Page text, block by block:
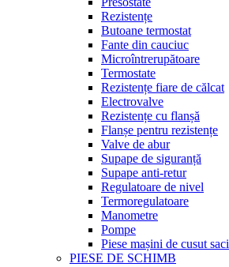
Rezistențe
Butoane termostat
Fante din cauciuc
Microîntrerupătoare
Termostate
Rezistențe fiare de călcat
Electrovalve
Rezistențe cu flanșă
Flanșe pentru rezistențe
Valve de abur
Supape de siguranță
Supape anti-retur
Regulatoare de nivel
Termoregulatoare
Manometre
Pompe
Piese mașini de cusut saci
PIESE DE SCHIMB